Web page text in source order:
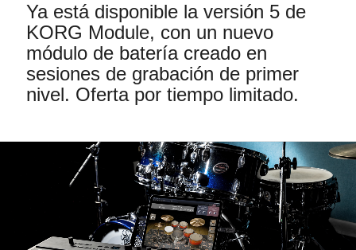
Características
Eventos
Soporte
Localizador de Tiendas
Ubicación
Ya está disponible la versión 5 de
KORG Module, con un nuevo
módulo de batería creado en
sesiones de grabación de primer
nivel. Oferta por tiempo limitado.